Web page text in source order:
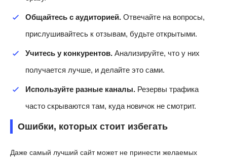
Общайтесь с аудиторией. Отвечайте на вопросы,
прислушивайтесь к отзывам, будьте открытыми.
Учитесь у конкурентов. Анализируйте, что у них
получается лучше, и делайте это сами.
Используйте разные каналы. Резервы трафика
часто скрываются там, куда новичок не смотрит.
Ошибки, которых стоит избегать
Даже самый лучший сайт может не принести желаемых